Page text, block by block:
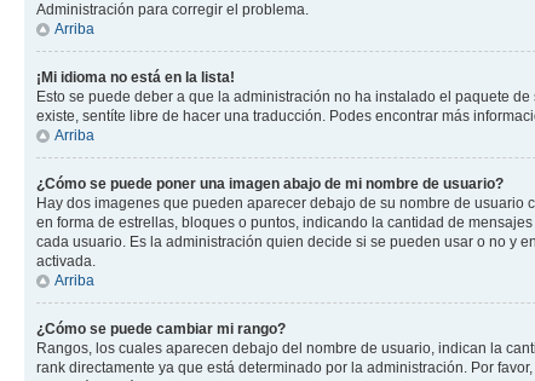
Administración para corregir el problema.
Arriba
¡Mi idioma no está en la lista!
Esto se puede deber a que la administración no ha instalado el paquete
existe, sentíte libre de hacer una traducción. Podes encontrar más
Arriba
¿Cómo se puede poner una imagen abajo de mi nombre de usuario?
Hay dos imagenes que pueden aparecer debajo de su nombre de
en forma de estrellas, bloques o puntos, indicando la cantidad de
cada usuario. Es la administración quien decide si se pueden usar o no y
activada.
Arriba
¿Cómo se puede cambiar mi rango?
Rangos, los cuales aparecen debajo del nombre de usuario, indican la
rank directamente ya que está determinado por la administración. Por